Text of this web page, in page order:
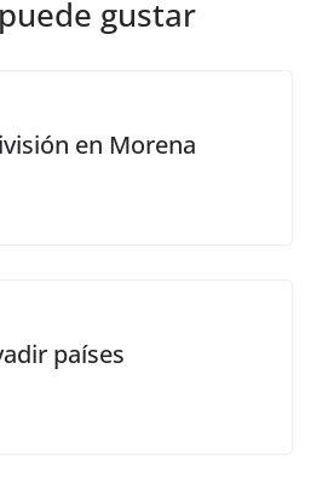
gustar
en Morena
países